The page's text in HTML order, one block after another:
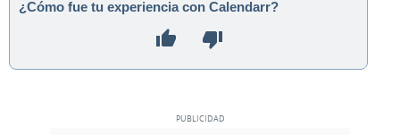
¿Cómo fue tu experiencia con Calendarr?